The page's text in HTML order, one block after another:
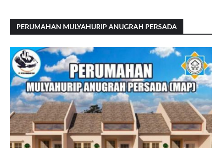
PERUMAHAN MULYAHURIP ANUGRAH PERSADA